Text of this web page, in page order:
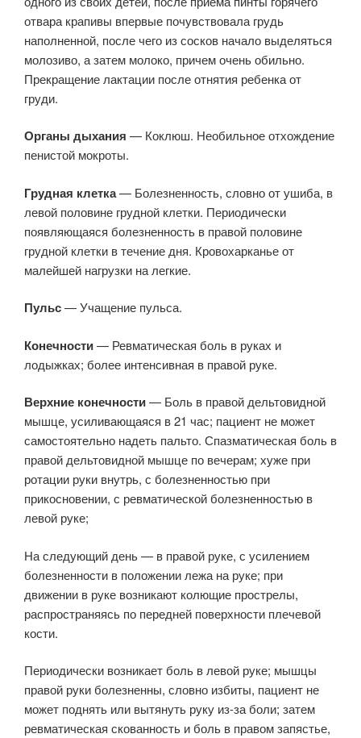
отвара крапивы впервые почувствовала грудь
наполненной, после чего из сосков начало выделяться
молозиво, а затем молоко, причем очень обильно.
Прекращение лактации после отнятия ребенка от
груди.
Органы дыхания — Коклюш. Необильное отхождение
пенистой мокроты.
Грудная клетка— Болезненность, словно от ушиба, в
левой половине грудной клетки. Периодически
появляющаяся болезненность в правой половине
грудной клетки в течение дня. Кровохарканье от
малейшей нагрузки на легкие.
Пульс— Учащение пульса.
Конечности— Ревматическая боль в руках и
лодыжках; более интенсивная в правой руке.
Верхние конечности— Боль в правой дельтовидной
мышце, усиливающаяся в 21 час; пациент не может
самостоятельно надеть пальто. Спазматическая боль в
правой дельтовидной мышце по вечерам; хуже при
ротации руки внутрь, с болезненностью при
прикосновении, с ревматической болезненностью в
левой руке;
На следующий день — в правой руке, с усилением
болезненности в положении лежа на руке; при
движении в руке возникают колющие прострелы,
распространяясь по передней поверхности плечевой
кости.
Периодически возникает боль в левой руке; мышцы
правой руки болезненны, словно избиты, пациент не
может поднять или вытянуть руку из-за боли; затем
ревматическая скованность и боль в правом запястье,